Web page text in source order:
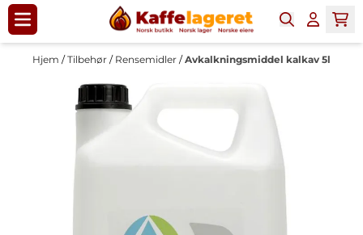
Hopp til innhold
Hjem /Tilbehør / Rensemidler /Avkalkningsmiddel kalkav 5l